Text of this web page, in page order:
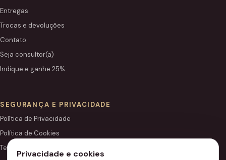
Entregas
Trocas e devoluções
Contato
Seja consultor(a)
Indique e ganhe 25%
SEGURANÇA E PRIVACIDADE
Política de Privacidade
Política de Cookies
Termos de Uso
Privacidade e cookies